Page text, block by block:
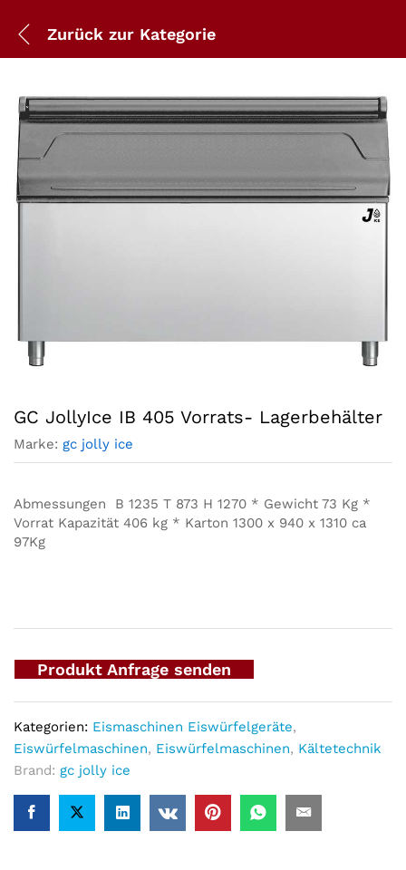
Zurück zur Kategorie
GC JollyIce IB 405 Vorrats- Lagerbehälter
Marke: gc jolly ice
Abmessungen B 1235 T 873 H 1270 * Gewicht 73 Kg *
Vorrat Kapazität 406 kg * Karton 1300 x 940 x 1310 ca
97Kg
Produkt Anfrage senden
Kategorien: Eismaschinen Eiswürfelgeräte,
Eiswürfelmaschinen, Eiswürfelmaschinen, Kältetechnik
Brand: gc jolly ice